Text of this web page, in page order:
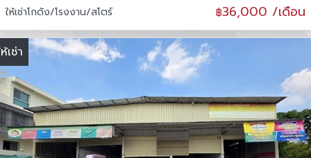
ให้เช่าโกดัง/โรงงาน/สโตร์ ฿36,000 /เดือน
เช่า